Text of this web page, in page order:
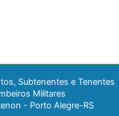
Subtenentes e Tenentes
Militares
- Porto Alegre-RS